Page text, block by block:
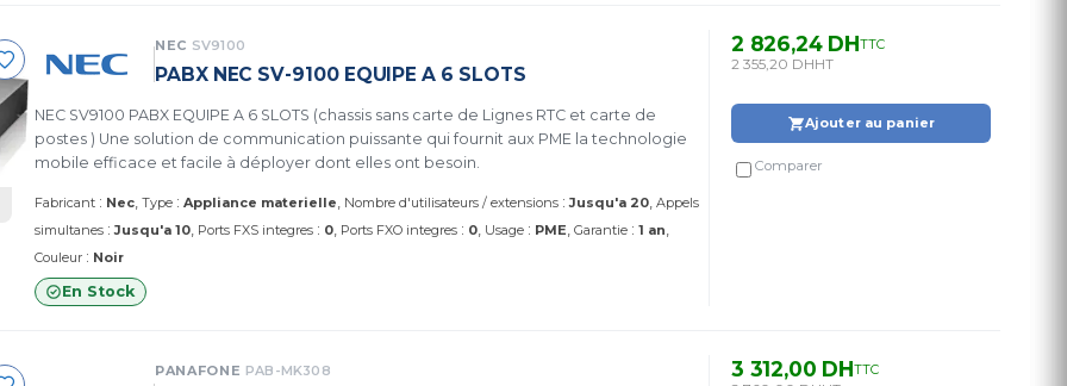
NEC SV9100
PABX NEC SV-9100 EQUIPE A 6 SLOTS
NEC SV9100 PABX EQUIPE A 6 SLOTS (chassis sans carte de Lignes RTC et carte de
postes ) Une solution de communication puissante qui fournit aux PME la technologie
mobile efficace et facile à déployer dont elles ont besoin.
Fabricant : Nec Type : Appliance materielle Nombre d'utilisateurs / extensions :Jusqu'a 20 Appels
simultanes :Jusqu'a 10 Ports FXS integres : 0 Ports FXO integres : 0 Usage : PME Garantie : 1 an
Couleur : Noir
En Stock
2 826,24 DHTTC
2 355,20 DHHT
Ajouter au panier
Comparer
PANAFONE PAB-MK308 3 312,00 DHTTC